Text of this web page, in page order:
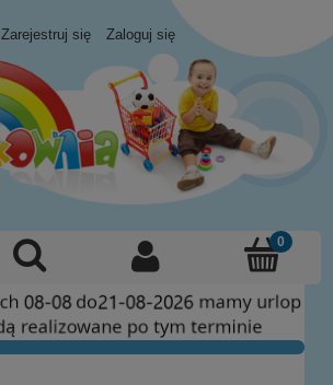
Zarejestruj się Zaloguj się